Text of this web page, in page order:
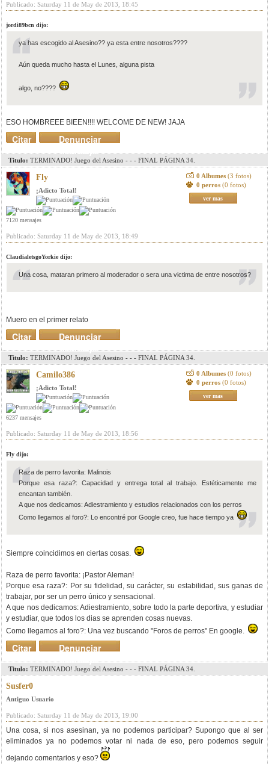
Publicado: Saturday 11 de May de 2013, 18:45
jordi89bcn dijo:
ya has escogido al Asesino?? ya esta entre nosotros????
Aún queda mucho hasta el Lunes, alguna pista
algo, no????
ESO HOMBREEE BIEEN!!!! WELCOME DE NEW! JAJA
Denunciar
mensaje
Citar
Titulo: TERMINADO! Juego del Asesino - - - FINAL PÁGINA 34.
Fly
¡Adicto Total!
7120 mensajes
0 Albumes (3 fotos)
0 perros (0 fotos)
ver mas
Publicado: Saturday 11 de May de 2013, 18:49
ClaudialetsgoYorkie dijo:
Una cosa, mataran primero al moderador o sera una victima de entre nosotros?
Muero en el primer relato
Denunciar
mensaje
Citar
Titulo: TERMINADO! Juego del Asesino - - - FINAL PÁGINA 34.
Camilo386
¡Adicto Total!
6237 mensajes
0 Albumes (0 fotos)
0 perros (0 fotos)
ver mas
Publicado: Saturday 11 de May de 2013, 18:56
Fly dijo:
Raza de perro favorita: Malinois
Porque esa raza?: Capacidad y entrega total al trabajo. Estéticamente me
encantan también.
A que nos dedicamos: Adiestramiento y estudios relacionados con los perros
Como llegamos al foro?: Lo encontré por Google creo, fue hace tiempo ya
Siempre coincidimos en ciertas cosas.
Raza de perro favorita: ¡Pastor Aleman!
Porque esa raza?: Por su fidelidad, su carácter, su estabilidad, sus ganas de
trabajar, por ser un perro único y sensacional.
A que nos dedicamos: Adiestramiento, sobre todo la parte deportiva, y estudiar
y estudiar, que todos los dias se aprenden cosas nuevas.
Como llegamos al foro?: Una vez buscando "Foros de perros" En google.
Denunciar
mensaje
Citar
Titulo: TERMINADO! Juego del Asesino - - - FINAL PÁGINA 34.
Susfer0
Antiguo Usuario
Publicado: Saturday 11 de May de 2013, 19:00
Una cosa, si nos asesinan, ya no podemos participar? Supongo que al ser
eliminados ya no podemos votar ni nada de eso, pero podemos seguir
dejando comentarios y eso?